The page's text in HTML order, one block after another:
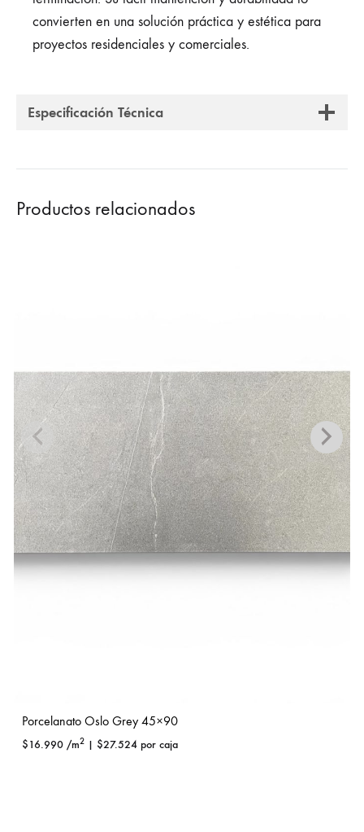
convierten en una solución práctica y estética para
proyectos residenciales y comerciales.
Especificación Técnica
Productos relacionados
Porcelanato Oslo Grey 45×90
$16.990 /m2 | $27.524 por caja